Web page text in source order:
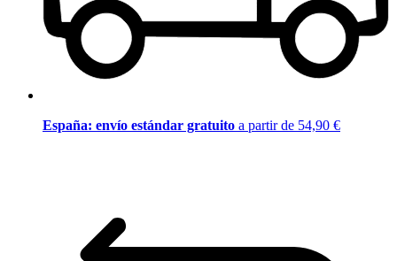
España: envío estándar gratuito a partir de 54,90 €